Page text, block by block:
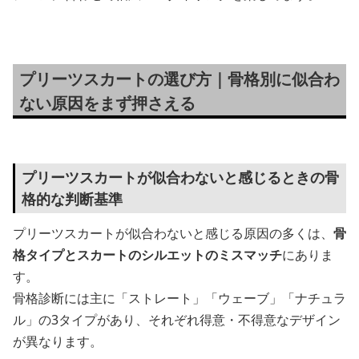
プリーツスカートの選び方｜骨格別に似合わ
ない原因をまず押さえる
プリーツスカートが似合わないと感じるときの骨
格的な判断基準
プリーツスカートが似合わないと感じる原因の多くは、 骨
格タイプとスカートのシルエットのミスマッチにありま
す。
骨格診断には主に「ストレート」「ウェーブ」「ナチュラ
ル」の3タイプがあり、それぞれ得意・不得意なデザイン
が異なります。